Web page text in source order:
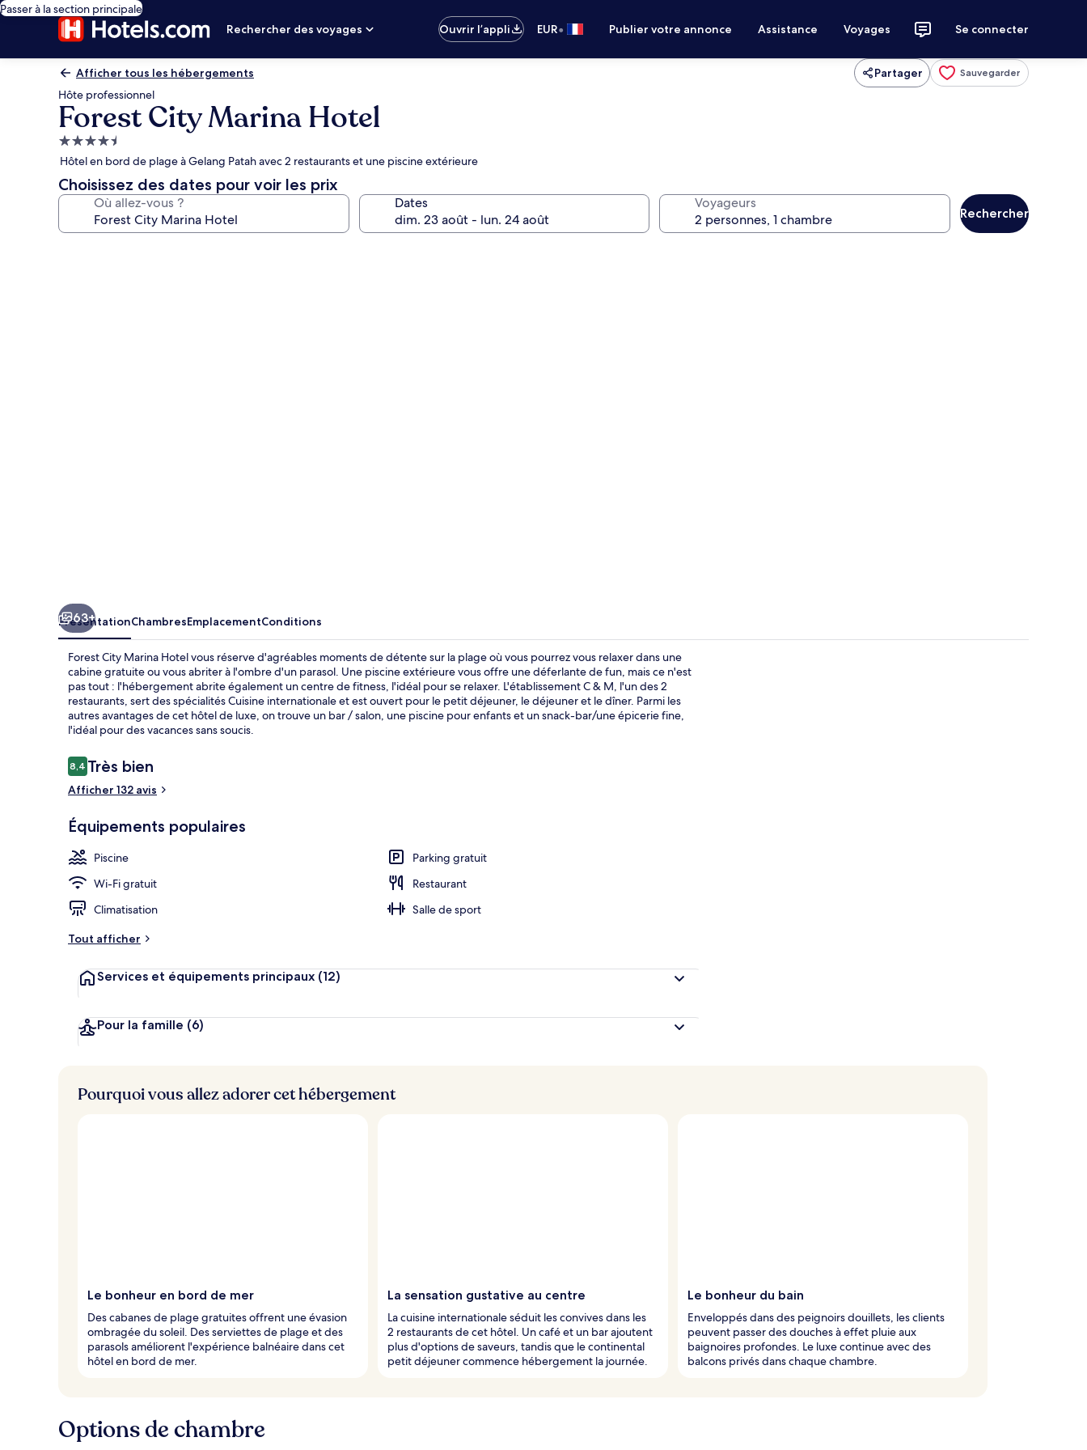
Passer à la section principale
Rechercher des voyages
Ouvrir l’appli EUR• Publier votre annonce Assistance Voyages Se connecter
Afficher tous les hébergements Partager Sauvegarder
Hôte professionnel
Forest City Marina Hotel
Hébergement
4.5 étoiles
Hôtel en bord de plage à Gelang Patah avec 2 restaurants et une piscine extérieure
Choisissez des dates pour voir les prix
Où allez-vous ? Dates Voyageurs
Rechercher
Coin salon dans le hall
63+
PrésentationChambresEmplacementConditions
Forest City Marina Hotel vous réserve d'agréables moments de détente sur la plage où vous pourrez vous relaxer dans une
cabine gratuite ou vous abriter à l'ombre d'un parasol. Une piscine extérieure vous offre une déferlante de fun, mais ce n'est
pas tout : l'hébergement abrite également un centre de fitness, l'idéal pour se relaxer. L'établissement C & M, l'un des 2
restaurants, sert des spécialités Cuisine internationale et est ouvert pour le petit déjeuner, le déjeuner et le dîner. Parmi les
autres avantages de cet hôtel de luxe, on trouve un bar / salon, une piscine pour enfants et un snack-bar/une épicerie fine,
l'idéal pour des vacances sans soucis.
Avis
voyageurs
8,48,4 sur 10
Très bien
Afficher 132 avis
Équipements populaires
Piscine
Parking gratuit
Wi-Fi gratuit
Restaurant
Climatisation
Salle de sport
Tout afficher
Services et équipements principaux (12)
Pour la famille (6)
Pourquoi vous allez adorer cet hébergement
Le bonheur en bord de mer
Des cabanes de plage gratuites offrent une évasion
ombragée du soleil. Des serviettes de plage et des
parasols améliorent l'expérience balnéaire dans cet
hôtel en bord de mer.
La sensation gustative au centre
La cuisine internationale séduit les convives dans les
2 restaurants de cet hôtel. Un café et un bar ajoutent
plus d'options de saveurs, tandis que le continental
petit déjeuner commence hébergement la journée.
Le bonheur du bain
Enveloppés dans des peignoirs douillets, les clients
peuvent passer des douches à effet pluie aux
baignoires profondes. Le luxe continue avec des
balcons privés dans chaque chambre.
Options de chambre